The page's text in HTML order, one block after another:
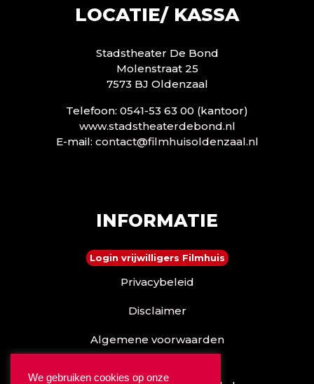
LOCATIE/ KASSA
Stadstheater De Bond
Molenstraat 25
7573 BJ Oldenzaal
Telefoon: 0541-53 63 00 (kantoor)
www.stadstheaterdebond.nl
E-mail: contact@filmhuisoldenzaal.nl
INFORMATIE
Login vrijwilligers Filmhuis
Privacybeleid
Disclaimer
Algemene voorwaarden
We gebruiken cookies op onze